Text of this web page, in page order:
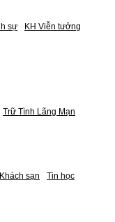
sự KH Viễn tưởng
Trữ Tình Lãng Mạn
sạn Tin học